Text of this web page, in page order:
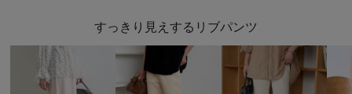
すっきり見えするリブパンツ